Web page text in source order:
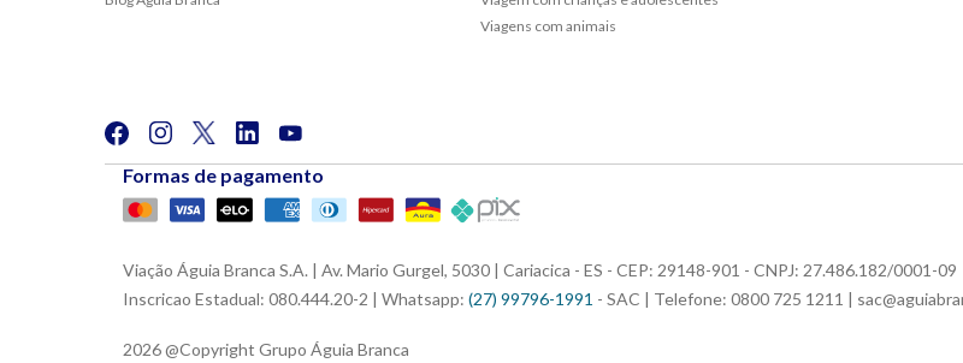
Viagens com animais
Formas de pagamento
Viação Águia Branca S.A. | Av. Mario Gurgel, 5030 | Cariacica - ES - CEP: 29148-901 - CNPJ: 27.486.182/0001-09
Inscricao Estadual: 080.444.20-2 | Whatsapp: (27) 99796-1991 - SAC | Telefone: 0800 725 1211 |
2026 @Copyright Grupo Águia Branca